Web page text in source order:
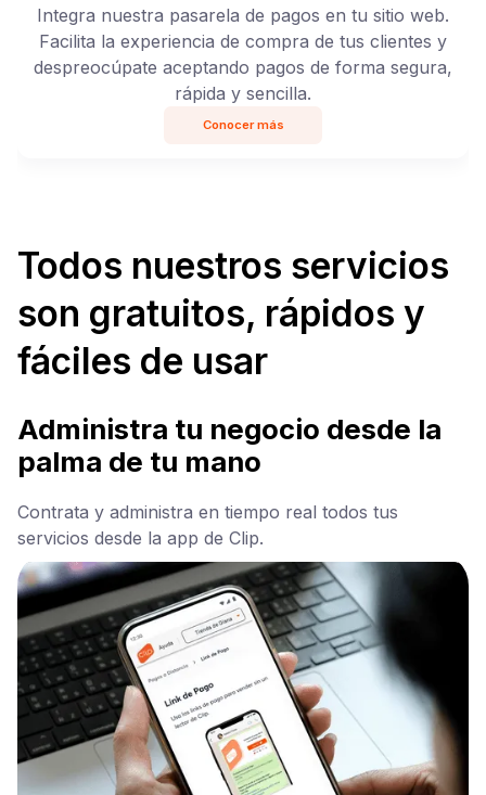
Integra nuestra pasarela de pagos en tu sitio web.
Facilita la experiencia de compra de tus clientes y
despreocúpate aceptando pagos de forma segura,
rápida y sencilla.
Conocer más
Todos nuestros servicios
son gratuitos, rápidos y
fáciles de usar
Administra tu negocio desde la
palma de tu mano
Contrata y administra en tiempo real todos tus
servicios desde la app de Clip.